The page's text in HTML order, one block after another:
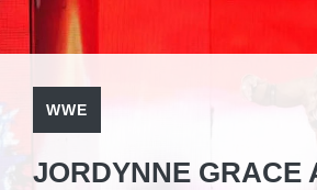
WWE
JORDYNNE GRACE